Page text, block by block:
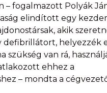
– fogalmazott Polyák
elindított egy
akik
defibrillátort, helyezzék
szükség van rá,
ehhez a
– mondta a